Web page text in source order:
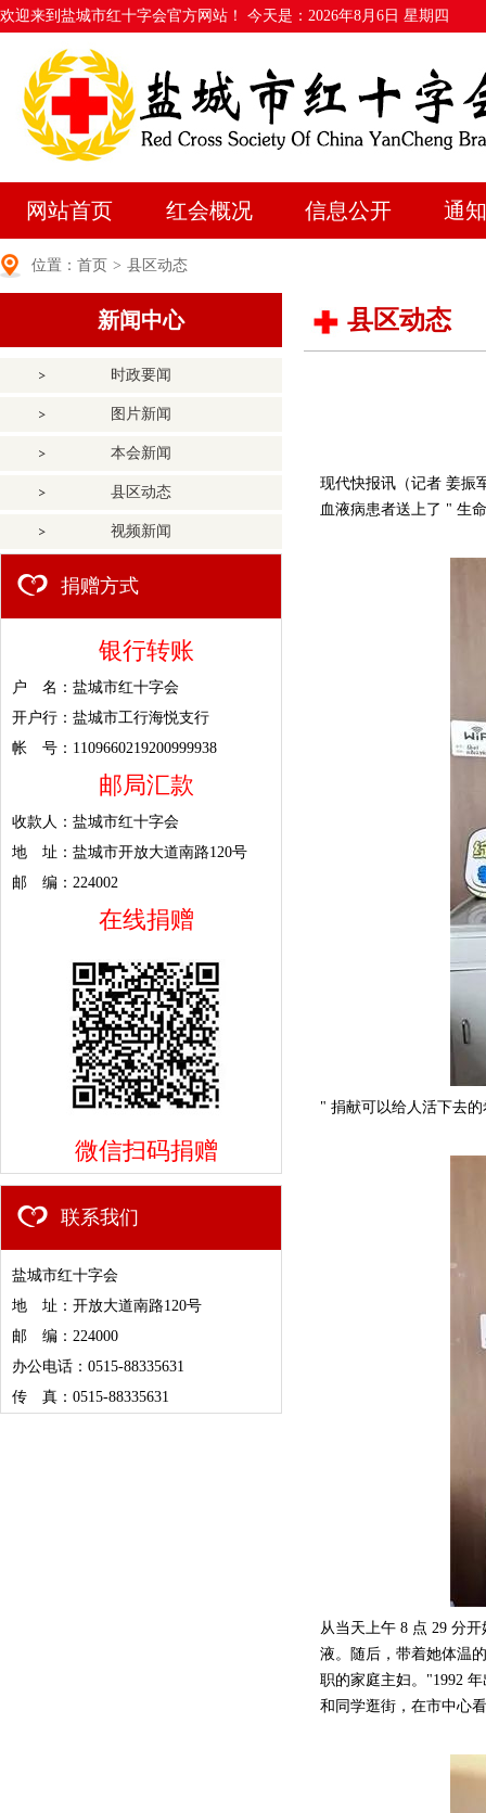
欢迎来到盐城市红十字会官方网站！ 今天是： 2026年8月6日 星期四
网站首页 红会概况 信息公开 通
位置： 首页 > 县区动态
新闻中心
时政要闻
图片新闻
本会新闻
县区动态
视频新闻
捐赠方式
银行转账
户 名：盐城市红十字会
开户行：盐城市工行海悦支行
帐 号：1109660219200999938
邮局汇款
收款人：盐城市红十字会
地 址：盐城市开放大道南路120号
邮 编：224002
在线捐赠
微信扫码捐赠
联系我们
盐城市红十字会
地 址：开放大道南路120号
邮 编：224000
办公电话：0515-88335631
传 真：0515-88335631
县区动态
现代快报讯（记者 姜振
血液病患者送上了 " 生
" 捐献可以给人活下去
从当天上午 8 点 29 分
液。随后，带着她体温
职的家庭主妇。"1992
和同学逛街，在市中心